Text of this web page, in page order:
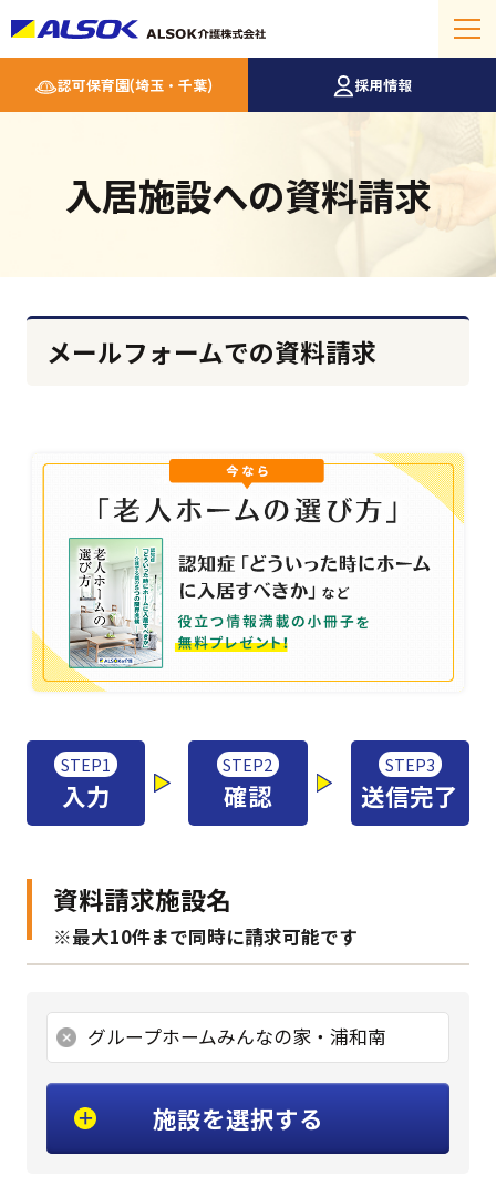
認可保育園(埼玉・千葉) 採用情報
入居施設への資料請求
メールフォームでの資料請求
STEP1
入力
STEP2
確認
STEP3
送信完了
資料請求施設名
※最大10件まで同時に請求可能です
グループホームみんなの家・浦和南
施設を選択する